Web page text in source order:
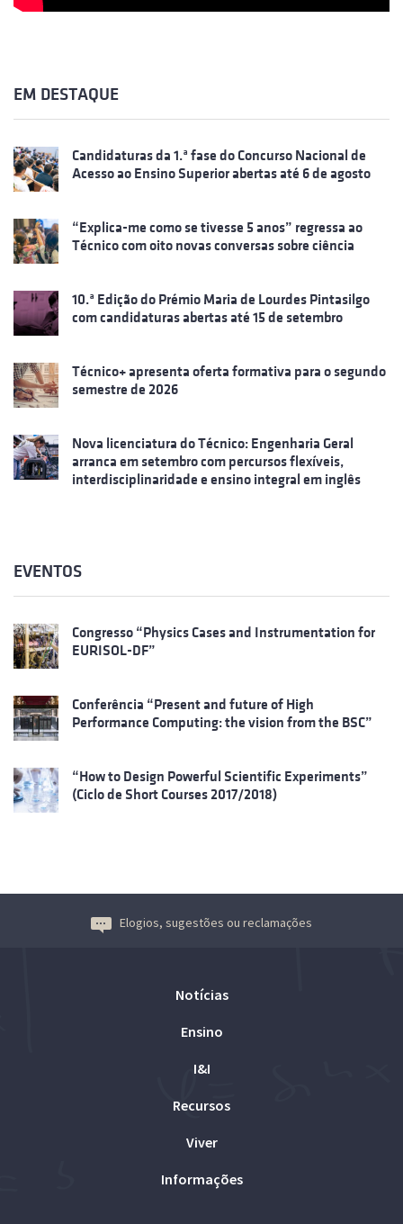
EM DESTAQUE
Candidaturas da 1.ª fase do Concurso Nacional de
Acesso ao Ensino Superior abertas até 6 de agosto
“Explica-me como se tivesse 5 anos” regressa ao
Técnico com oito novas conversas sobre ciência
10.ª Edição do Prémio Maria de Lourdes Pintasilgo
com candidaturas abertas até 15 de setembro
Técnico+ apresenta oferta formativa para o segundo
semestre de 2026
Nova licenciatura do Técnico: Engenharia Geral
arranca em setembro com percursos flexíveis,
interdisciplinaridade e ensino integral em inglês
EVENTOS
Congresso “Physics Cases and Instrumentation for
EURISOL-DF”
Conferência “Present and future of High
Performance Computing: the vision from the BSC”
“How to Design Powerful Scientific Experiments”
(Ciclo de Short Courses 2017/2018)
Elogios, sugestões ou reclamações
Notícias
Ensino
I&I
Recursos
Viver
Informações